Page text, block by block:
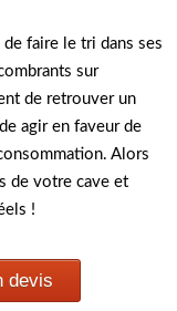
de faire le tri dans ses
sur
de retrouver un
agir en faveur de
Alors
de votre cave et
!
devis